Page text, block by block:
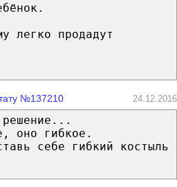
легко продадут
№137210 24.12.2016
решение...
оно гибкое.
себе гибкий костыль